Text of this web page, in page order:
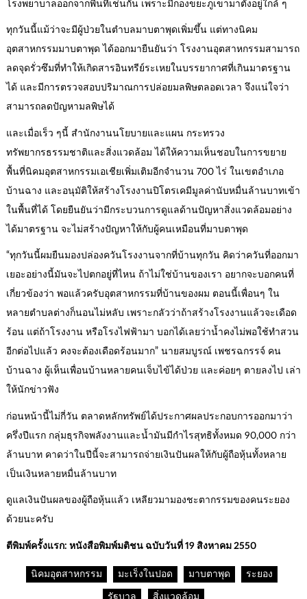
โรงพยาบาลออกจากพื้นที่เช่นกัน เพราะมีกองขยะภูเขามาตั้งอยู่ใกล้ ๆ
ทุกวันนี้แม้ว่าจะมีผู้ป่วยในตำบลมาบตาพุดเพิ่มขึ้น แต่ทางนิคม
อุตสาหกรรมมาบตาพุด ได้ออกมายืนยันว่า โรงงานอุตสาหกรรมสามารถ
ลดจุดรั่วซึมที่ทำให้เกิดสารอินทรีย์ระเหยในบรรยากาศที่เกินมาตรฐาน
ได้ และมีการตรวจสอบปริมาณการปล่อยมลพิษตลอดเวลา จึงแน่ใจว่า
สามารถลดปัญหามลพิษได้
และเมื่อเร็ว ๆนี้ สำนักงานนโยบายและแผน กระทรวง
ทรัพยากรธรรมชาติและสิ่งแวดล้อม ได้ให้ความเห็นชอบในการขยาย
พื้นที่นิคมอุตสาหกรรมเอเชียเพิ่มเติมอีกจำนวน 700 ไร่ ในเขตอำเภอ
บ้านฉาง และอนุมัติให้สร้างโรงงานปิโตรเคมีมูลค่านับหมื่นล้านบาทเข้า
ในพื้นที่ได้ โดยยืนยันว่ามีกระบวนการดูแลด้านปัญหาสิ่งแวดล้อมอย่าง
ได้มาตรฐาน จะไม่สร้างปัญหาให้กับผู้คนเหมือนที่มาบตาพุด
“ทุกวันนี้ผมยืนมองปล่องควันโรงงานจากที่บ้านทุกวัน คิดว่าควันที่ออกมา
เยอะอย่างนี้มันจะไปตกอยู่ที่ไหน ถ้าไม่ใช่บ้านของเรา อยากจะบอกคนที่
เกี่ยวข้องว่า พอแล้วครับอุตสาหกรรมที่บ้านของผม ตอนนี้เพื่อนๆ ใน
หลายตำบลต่างก็นอนไม่หลับ เพราะกลัวว่าถ้าสร้างโรงงานแล้วจะเดือด
ร้อน แต่ถ้าโรงงาน หรือโรงไฟฟ้ามา บอกได้เลยว่าน้ำคงไม่พอใช้ทำสวน
อีกต่อไปแล้ว คงจะต้องเดือดร้อนมาก” นายสมบูรณ์ เพชรฉกรรจ์ คน
บ้านฉาง ผู้เห็นเพื่อนบ้านหลายคนเจ็บไข้ได้ป่วย และค่อยๆ ตายลงไป เล่า
ให้นักข่าวฟัง
ก่อนหน้านี้ไม่กี่วัน ตลาดหลักทรัพย์ได้ประกาศผลประกอบการออกมาว่า
ครึ่งปีแรก กลุ่มธุรกิจพลังงานและน้ำมันมีกำไรสุทธิทั้งหมด 90,000 กว่า
ล้านบาท คาดว่าในปีนี้จะสามารถจ่ายเงินปันผลให้กับผู้ถือหุ้นทั้งหลาย
เป็นเงินหลายหมื่นล้านบาท
ดูแลเงินปันผลของผู้ถือหุ้นแล้ว เหลียวมามองชะตากรรมของคนระยอง
ด้วยนะครับ
ตีพิมพ์ครั้งแรก: หนังสือพิมพ์มติชน ฉบับวันที่ 19 สิงหาคม 2550
นิคมอุตสาหกรรม มะเร็งในปอด มาบตาพุด ระยอง